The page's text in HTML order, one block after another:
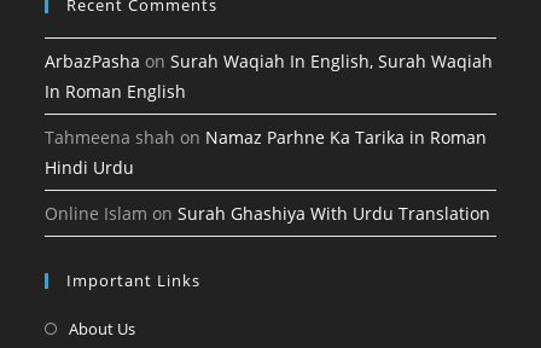
tab
Recent Comments
ArbazPasha onSurah Waqiah In English, Surah Waqiah
In Roman English
Tahmeena shah on Namaz Parhne Ka Tarika in Roman
Hindi Urdu
Online Islam onSurah Ghashiya With Urdu Translation
Important Links
About UsOpens